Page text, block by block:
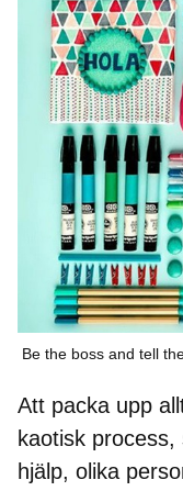
Be the boss and tell
Att packa upp
kaotisk
hjälp, olika